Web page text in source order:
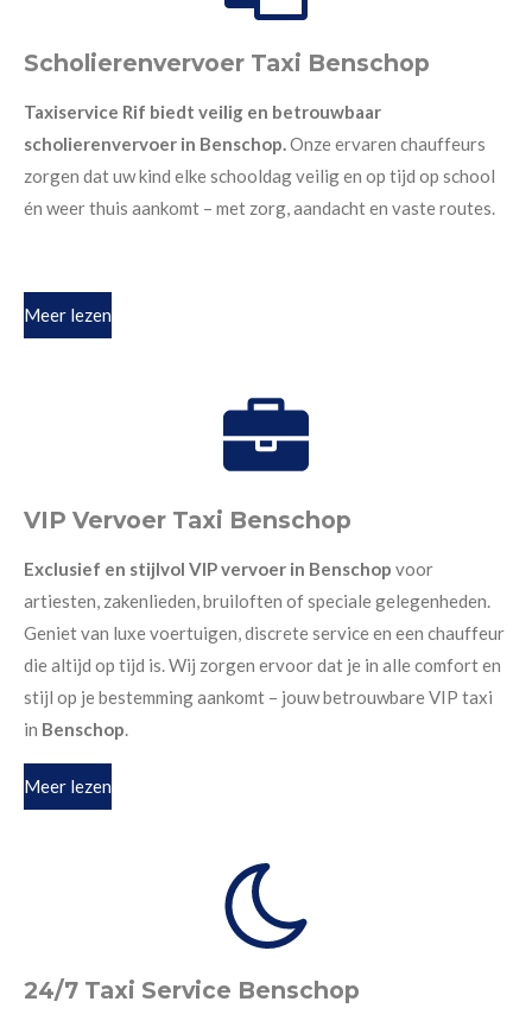
Scholierenvervoer Taxi Benschop
Taxiservice Rif biedt veilig en betrouwbaar
scholierenvervoer in Benschop.Onze ervaren chauffeurs
zorgen dat uw kind elke schooldag veilig en op tijd op school
én weer thuis aankomt – met zorg, aandacht en vaste routes.
Meer lezen
VIP Vervoer Taxi Benschop
Exclusief en stijlvol VIP vervoer in Benschop voor
artiesten, zakenlieden, bruiloften of speciale gelegenheden.
Geniet van luxe voertuigen, discrete service en een chauffeur
die altijd op tijd is. Wij zorgen ervoor dat je in alle comfort en
stijl op je bestemming aankomt – jouw betrouwbare VIP taxi
in Benschop
Meer lezen
24/7 Taxi Service Benschop